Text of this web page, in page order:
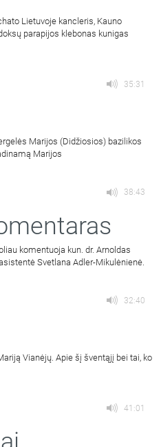
Lietuvoje kancleris, Kauno
parapijos klebonas kunigas
35:31
Marijos (Didžiosios) bazilikos
Marijos
38:43
komentuoja kun. dr. Arnoldas
Svetlana Adler-Mikulėnienė.
32:40
Vianėjų. Apie šį šventąjį bei tai, ko
41:01